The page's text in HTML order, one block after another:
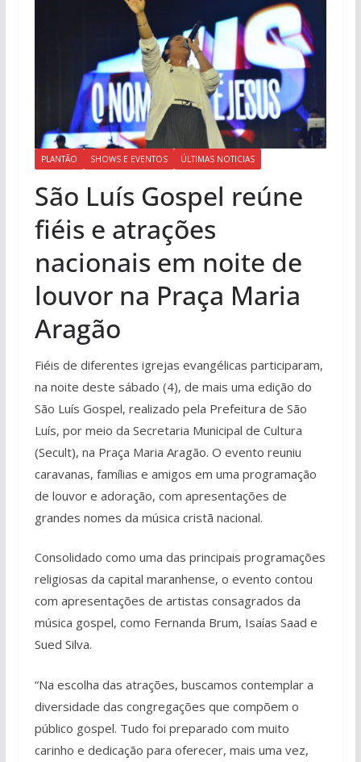
PLANTÃO SHOWS E EVENTOS ÚLTIMAS NOTICIAS
São Luís Gospel reúne
fiéis e atrações
nacionais em noite de
louvor na Praça Maria
Aragão
Fiéis de diferentes igrejas evangélicas participaram,
na noite deste sábado (4), de mais uma edição do
São Luís Gospel, realizado pela Prefeitura de São
Luís, por meio da Secretaria Municipal de Cultura
(Secult), na Praça Maria Aragão. O evento reuniu
caravanas, famílias e amigos em uma programação
de louvor e adoração, com apresentações de
grandes nomes da música cristã nacional.
Consolidado como uma das principais programações
religiosas da capital maranhense, o evento contou
com apresentações de artistas consagrados da
música gospel, como Fernanda Brum, Isaías Saad e
Sued Silva.
“Na escolha das atrações, buscamos contemplar a
diversidade das congregações que compõem o
público gospel. Tudo foi preparado com muito
carinho e dedicação para oferecer, mais uma vez,